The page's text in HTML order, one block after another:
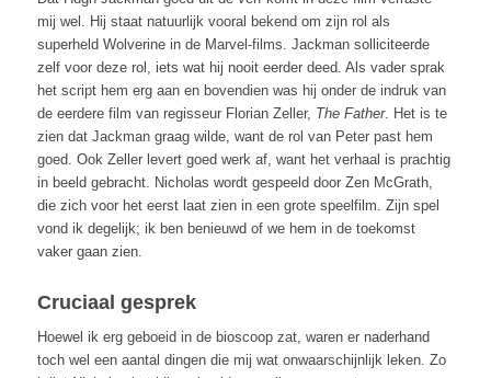
mij wel. Hij staat natuurlijk vooral bekend om zijn rol als
superheld Wolverine in de Marvel-films. Jackman solliciteerde
zelf voor deze rol, iets wat hij nooit eerder deed. Als vader sprak
het script hem erg aan en bovendien was hij onder de indruk van
de eerdere film van regisseur Florian Zeller, The Father. Het is te
zien dat Jackman graag wilde, want de rol van Peter past hem
goed. Ook Zeller levert goed werk af, want het verhaal is prachtig
in beeld gebracht. Nicholas wordt gespeeld door Zen McGrath,
die zich voor het eerst laat zien in een grote speelfilm. Zijn spel
vond ik degelijk; ik ben benieuwd of we hem in de toekomst
vaker gaan zien.
Cruciaal gesprek
Hoewel ik erg geboeid in de bioscoop zat, waren er naderhand
toch wel een aantal dingen die mij wat onwaarschijnlijk leken. Zo